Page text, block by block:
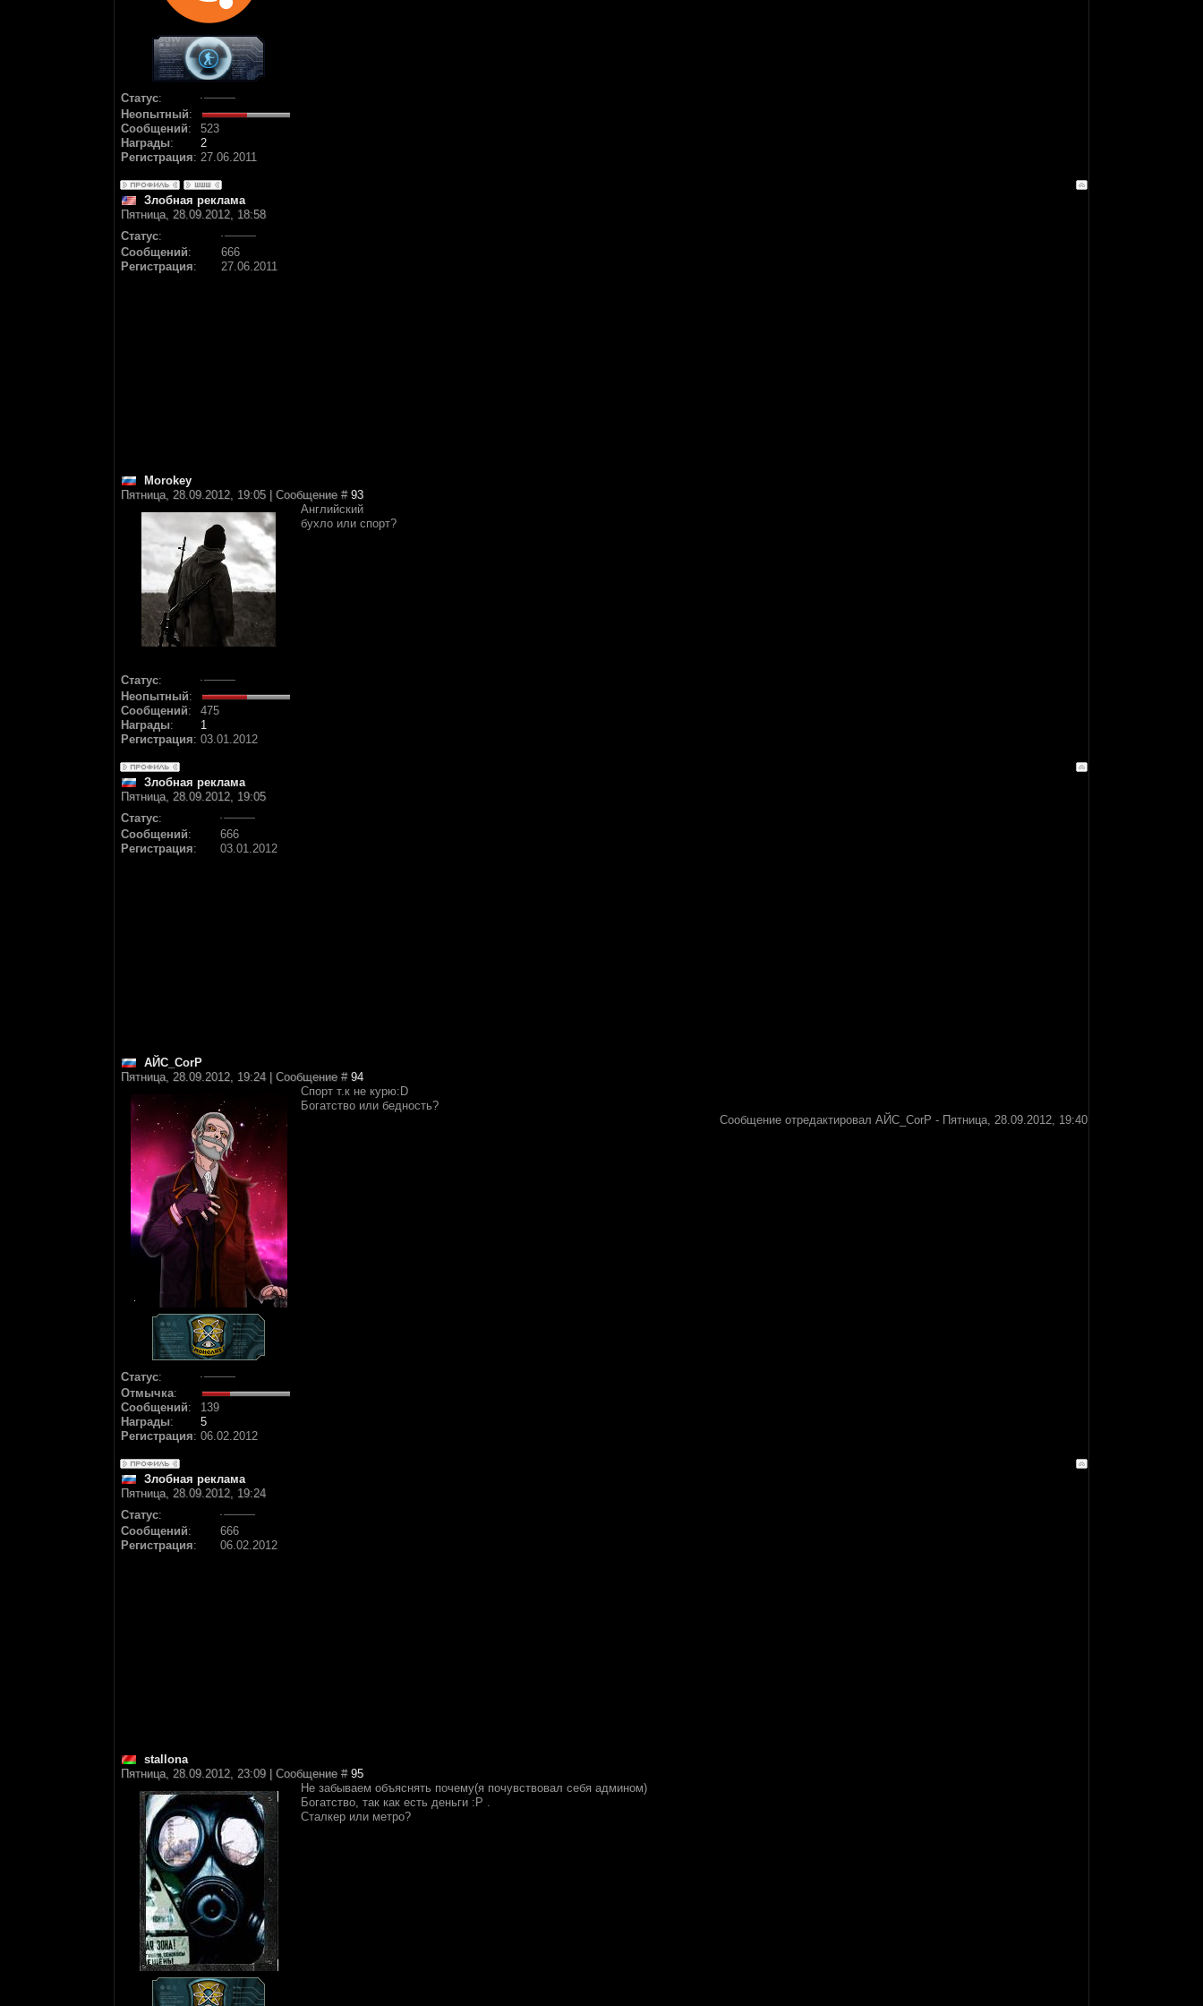
Статус:
Неопытный:
Сообщений:
523
Награды:
2
Регистрация: 27.06.2011
Злобная реклама
Пятница, 28.09.2012, 18:58
Статус:
Сообщений:
666
Регистрация: 27.06.2011
Morokey
Пятница, 28.09.2012, 19:05 | Сообщение # 93
Статус:
Неопытный:
Сообщений:
475
Награды:
1
Регистрация: 03.01.2012
Английский
бухло или спорт?
Злобная реклама
Пятница, 28.09.2012, 19:05
Статус:
Сообщений:
666
Регистрация: 03.01.2012
АЙС_CorP
Пятница, 28.09.2012, 19:24 | Сообщение # 94
Статус:
Отмычка:
Сообщений:
139
Награды:
5
Регистрация: 06.02.2012
Спорт т.к не курю:D
Богатство или бедность?
Сообщение отредактировал АЙС_CorP - Пятница, 28.09.2012, 19:40
Злобная реклама
Пятница, 28.09.2012, 19:24
Статус:
Сообщений:
666
Регистрация: 06.02.2012
stallona
Пятница, 28.09.2012, 23:09 | Сообщение # 95
Не забываем объяснять почему(я почувствовал себя админом)
Богатство, так как есть деньги :P .
Сталкер или метро?